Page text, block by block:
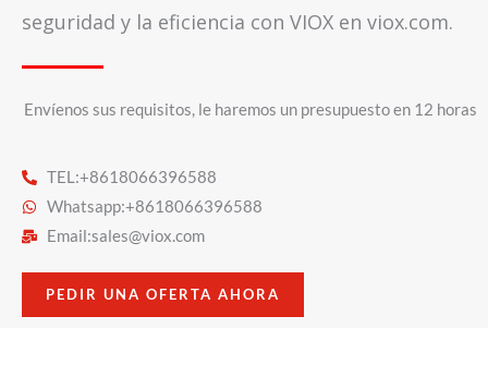
seguridad y la eficiencia con VIOX en viox.com.
Envíenos sus requisitos, le haremos un presupuesto en 12 horas
TEL:+8618066396588
Whatsapp:+8618066396588
Email:sales@viox.com
PEDIR UNA OFERTA AHORA